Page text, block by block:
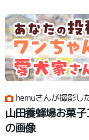
hemuさんが撮影し
山田養蜂場お菓
の画像